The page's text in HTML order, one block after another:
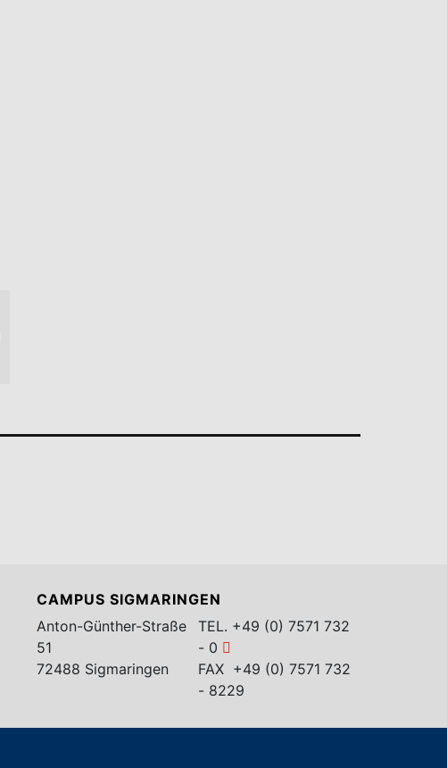
CAMPUS SIGMARINGEN
Anton-Günther-Straße
51
72488 Sigmaringen
TEL. +49 (0) 7571 732
- 0
FAX +49 (0) 7571 732
- 8229